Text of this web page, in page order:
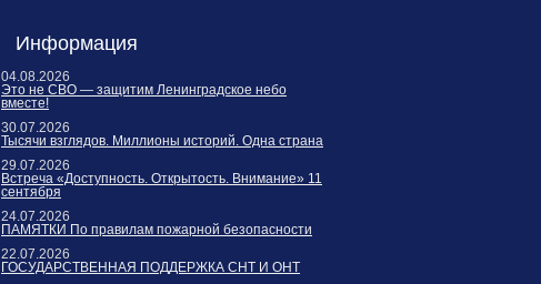
Информация
04.08.2026
Это не СВО — защитим Ленинградское небо
вместе!
30.07.2026
Тысячи взглядов. Миллионы историй. Одна страна
29.07.2026
Встреча «Доступность. Открытость. Внимание» 11
сентября
24.07.2026
ПАМЯТКИ По правилам пожарной безопасности
22.07.2026
ГОСУДАРСТВЕННАЯ ПОДДЕРЖКА СНТ И ОНТ